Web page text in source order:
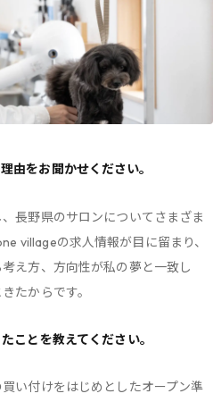
をお聞かせください。
長野県のサロンについてさまざま
villageの求人情報が目に留まり、
え方、方向性が私の夢と一致し
たからです。
ことを教えてください。
い付けをはじめとしたオープン準